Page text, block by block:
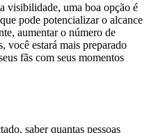
visibilidade, uma boa opção é
pode potencializar‌ o alcance
aumentar ​o número⁤ de
você‍ estará mais preparado
fãs com seus momentos
saber quantas pessoas